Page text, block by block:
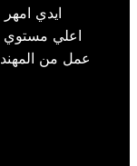
ايدي
اعلي مستوي
عمل من